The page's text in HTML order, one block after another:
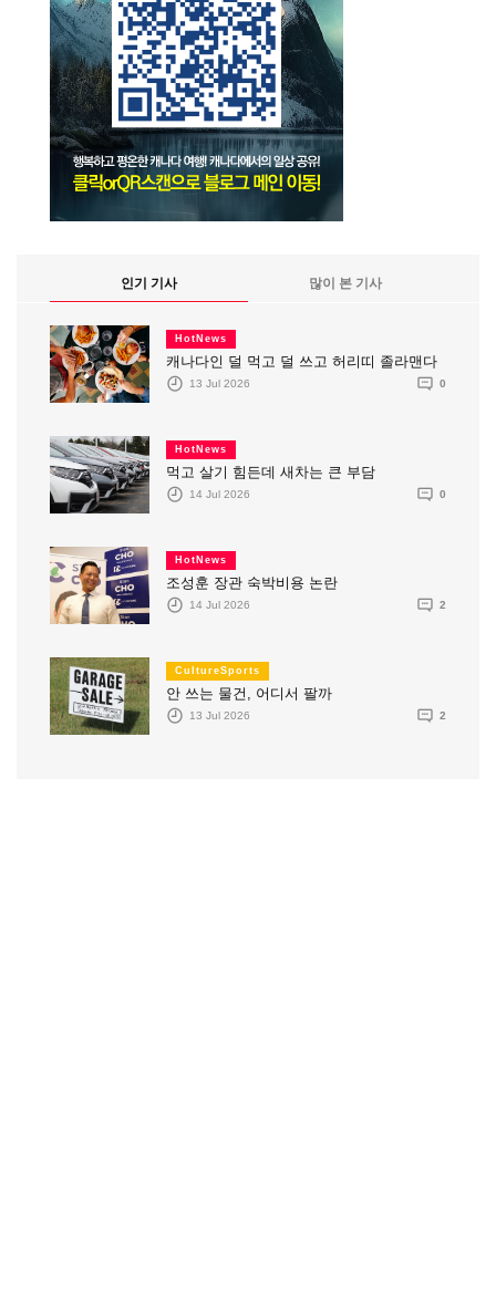
인기 기사 많이 본 기사
HotNews
캐나다인 덜 먹고 덜 쓰고 허리띠 졸라맨다
13 Jul 2026 0
HotNews
먹고 살기 힘든데 새차는 큰 부담
14 Jul 2026 0
HotNews
조성훈 장관 숙박비용 논란
14 Jul 2026 2
CultureSports
안 쓰는 물건, 어디서 팔까
13 Jul 2026 2